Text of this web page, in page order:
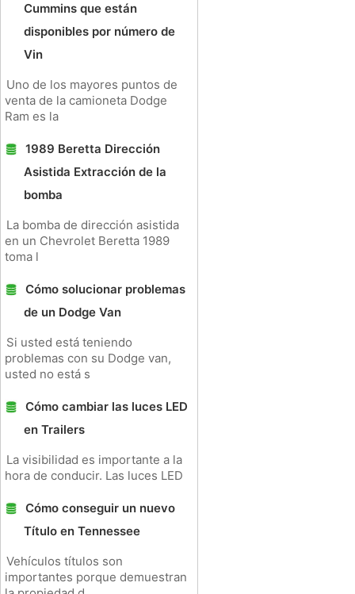
Cummins que están
disponibles por número de
Vin
Uno de los mayores puntos de
venta de la camioneta Dodge
Ram es la
1989 Beretta Dirección
Asistida Extracción de la
bomba
La bomba de dirección asistida
en un Chevrolet Beretta 1989
toma l
Cómo solucionar problemas
de un Dodge Van
Si usted está teniendo
problemas con su Dodge van,
usted no está s
Cómo cambiar las luces LED
en Trailers
La visibilidad es importante a la
hora de conducir. Las luces LED
Cómo conseguir un nuevo
Título en Tennessee
Vehículos títulos son
importantes porque demuestran